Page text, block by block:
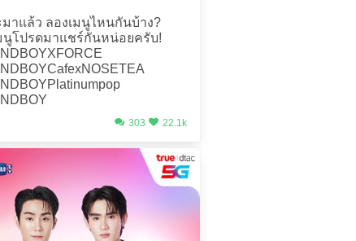
มาแล้ว ลองเมนูไหนกันบ้าง?
นูโปรดมาแชร์กันหน่อยครับ!
303 22.1k